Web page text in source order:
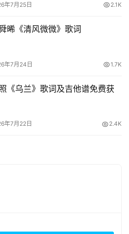
年7月25日 2.1K
晞《清风微微》歌词
年7月24日 1.7K
《乌兰》歌词及吉他谱免费获
年7月22日 2.4K